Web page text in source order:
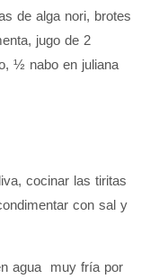
de alga nori, brotes
jugo de 2
½ nabo en juliana
cocinar las tiritas
con sal y
agua muy fría por